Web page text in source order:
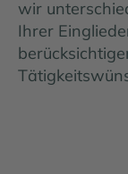
wir
Ihrer